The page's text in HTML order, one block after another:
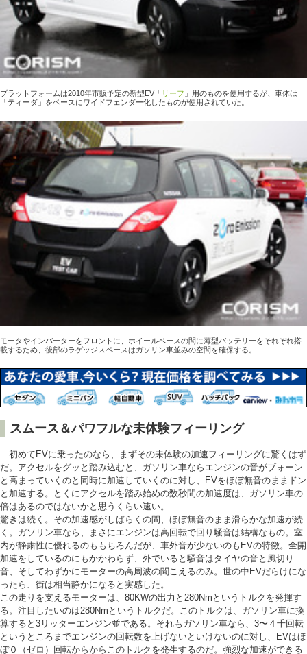
プラットフォームは2010年市販予定の新型EV「 リーフ 」用のものを使用するが、車体は
「ティーダ」をベースにワイドフェンダー化したものが使用されていた。
モータやインバーターをフロントに、ホイールベースの間に薄型バッテリーをそれぞれ搭
載するため、後部のラゲッジスペースはガソリン車並みの空間を確保する。
スムース＆パワフルな未体験フィーリング
初めてEVに乗ったのなら、まずその未体験の加速フィーリングに驚くはず
だ。アクセルをグッと踏み込むと、ガソリン車ならエンジンの音がブォーン
と高まっていくのと同時に加速していくのに対し、EVをほぼ無音のままドン
と加速する。とくにアクセルを踏み始めの数秒間の加速度は、ガソリン車の
倍はあるのではないかと思うくらい速い。
驚きは続く。その加速感がしばらくの間、ほぼ無音のまま滑らかな加速が続
く。ガソリン車なら、まさにエンジンは高回転で回り騒音は結構なもの。室
内が静粛性に優れるのももちろんだが、車外音が少ないのもEVの特徴。全開
加速をしているのにもかかわらず、外でいると騒音はタイヤの音と風切り
音、そしてわずかにモーターの高周波の聞こえるのみ。世の中EVだらけにな
ったら、街は相当静かになると実感した。
この走りを支えるモーターは、80KWの出力と280Nmというトルクを発揮す
る。注目したいのは280Nmというトルクだ。このトルクは、ガソリン車に換
算すると3リッターエンジン並である。それもガソリン車なら、3〜４千回転
というところまでエンジンの回転数を上げないといけないのに対し、EVはほ
ぼ０（ゼロ）回転からからこのトルクを発生するのだ。強烈な加速ができる